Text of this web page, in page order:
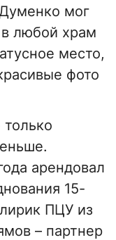
мог
любой храм
место,
фото
арендовал
15-
ПЦУ из
– партнер